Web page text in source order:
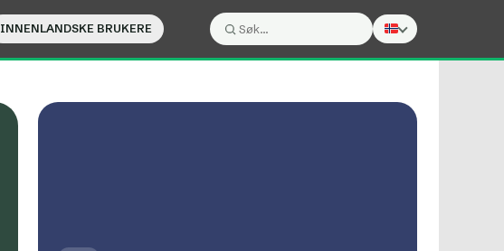
INNENLANDSKE BRUKERE
Søk:
Søk